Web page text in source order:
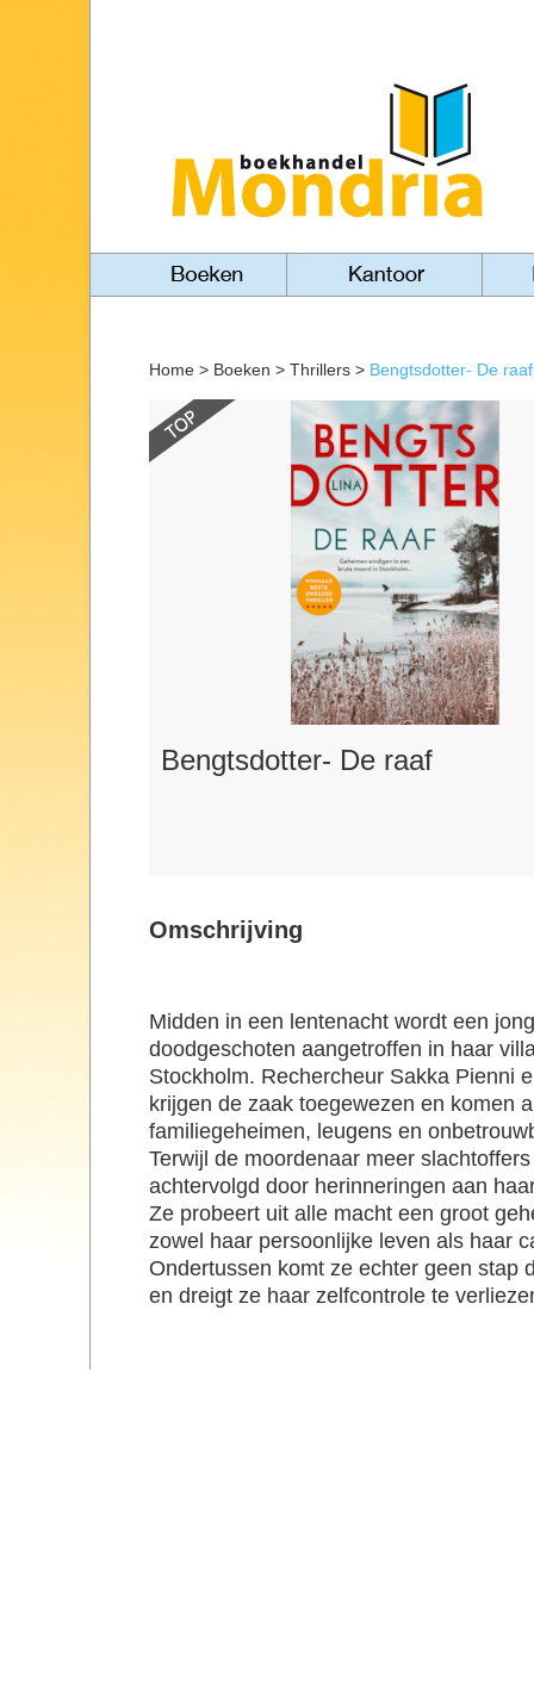
Home > Boeken > Thrillers > Bengtsdotter- De raaf
Bengtsdotter- De raaf
Omschrijving
Midden in een lentenacht wordt een
doodgeschoten aangetroffen in haar
Stockholm. Rechercheur Sakka Pienni
krijgen de zaak toegewezen en komen
familiegeheimen, leugens en
Terwijl de moordenaar meer
achtervolgd door herinneringen aan
Ze probeert uit alle macht een groot
zowel haar persoonlijke leven als haar
Ondertussen komt ze echter geen stap
en dreigt ze haar zelfcontrole te